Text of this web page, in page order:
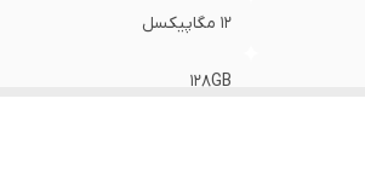
12 مگاپیکسل
128GB